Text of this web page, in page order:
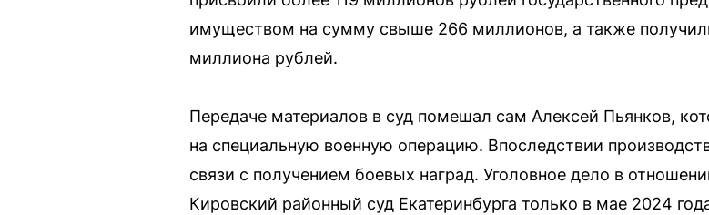
имуществом на сумму свыше 266 миллионов, а также
миллиона рублей.
Передаче материалов в суд помешал сам Алексей Пьянков,
на специальную военную операцию. Впоследствии
связи с получением боевых наград. Уголовное дело в
Кировский районный суд Екатеринбурга только в мае 2024